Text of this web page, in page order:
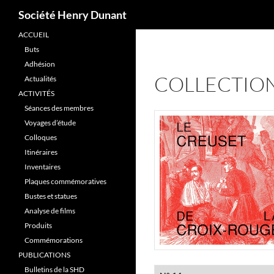
Aller
contenu
Société Henry Dunant
ACCUEIL
Buts
Adhésion
Actualités
ACTIVITÉS
Séances des membres
Voyages d’étude
Colloques
Itinéraires
Inventaires
Plaques commémoratives
Bustes et statues
Analyse de films
Produits
Commémorations
PUBLICATIONS
Bulletins de la SHD